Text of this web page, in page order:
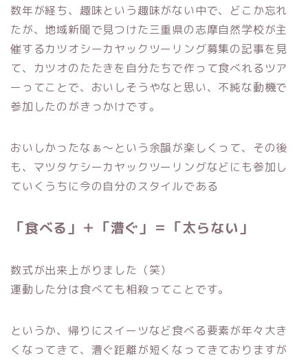
数年が経ち、趣味という趣味がない中で、どこか忘れ
たが、地域新聞で見つけた三重県の志摩自然学校が主
催するカツオシーカヤックツーリング募集の記事を見
て、カツオのたたきを自分たちで作って食べれるツア
ーってことで、おいしそうやなと思い、不純な動機で
参加したのがきっかけです。
おいしかったなぁ～という余韻が楽しくって、その後
も、マツタケシーカヤックツーリングなどにも参加し
ていくうちに今の自分のスタイルである
「食べる」＋「漕ぐ」＝「太らない」
数式が出来上がりました（笑）
運動した分は食べても相殺ってことです。
というか、帰りにスイーツなど食べる要素が年々大き
くなってきて、漕ぐ距離が短くなってきておりますが